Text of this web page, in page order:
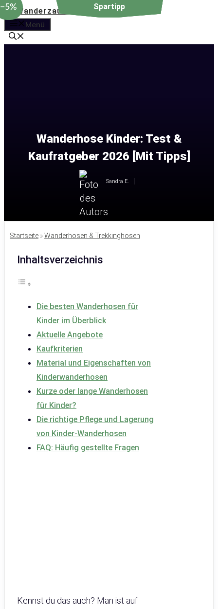
Zum
Inhalt
springen
Menü
Wanderhose Kinder: Test &
Kaufratgeber 2026 [Mit Tipps]
Sandra E.
Startseite »Wanderhosen & Trekkinghosen
Inhaltsverzeichnis
Die besten Wanderhosen für
Kinder im Überblick
Aktuelle Angebote
Kaufkriterien
Material und Eigenschaften von
Kinderwanderhosen
Kurze oder lange Wanderhosen
für Kinder?
Die richtige Pflege und Lagerung
von Kinder-Wanderhosen
FAQ: Häufig gestellte Fragen
Kennst du das auch? Man ist auf
−5%